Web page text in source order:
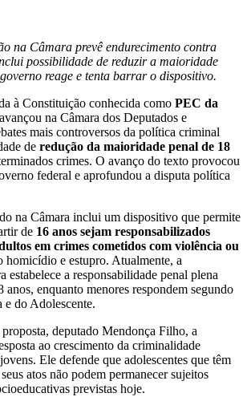
na Câmara prevê endurecimento contra
possibilidade de reduzir a maioridade
reage e tenta barrar o dispositivo.
à Constituição conhecida como PEC da
avançou na Câmara dos Deputados e
mais controversos da política criminal
de redução da maioridade penal de 18
crimes. O avanço do texto provocou
federal e aprofundou a disputa política
na Câmara inclui um dispositivo que permite
de 16 anos sejam responsabilizados
em crimes cometidos com violência ou
homicídio e estupro. Atualmente, a
estabelece a responsabilidade penal plena
anos, enquanto menores respondem segundo
e do Adolescente.
deputado Mendonça Filho, a
ao crescimento da criminalidade
Ele defende que adolescentes que têm
atos não podem permanecer sujeitos
previstas hoje.